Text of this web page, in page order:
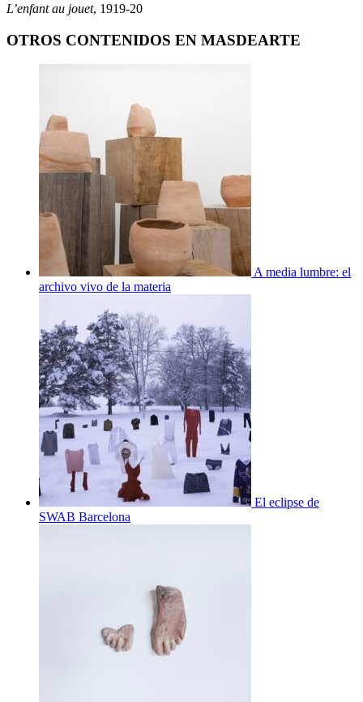
L’enfant au jouet, 1919-20
OTROS CONTENIDOS EN MASDEARTE
A media lumbre: el
archivo vivo de la materia
El eclipse de
SWAB Barcelona